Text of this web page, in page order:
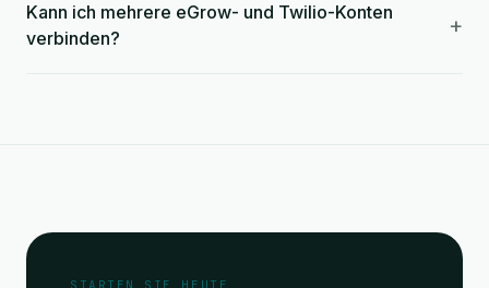
Kann ich mehrere eGrow- und Twilio-Konten
verbinden?
+
STARTEN SIE HEUTE